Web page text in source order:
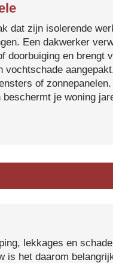
dat zijn isolerende
Een dakwerker
doorbuiging en brengt
of
je woning
lekkages en
is het daarom